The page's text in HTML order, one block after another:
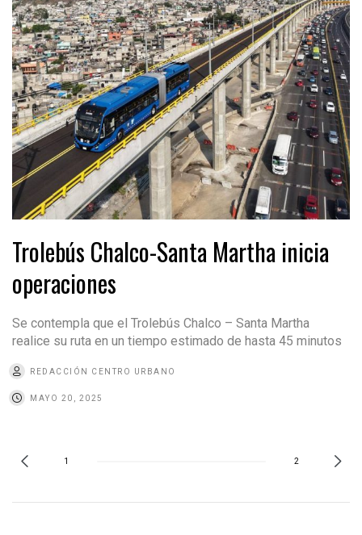
Trolebús Chalco-Santa Martha inicia
operaciones
Se contempla que el Trolebús Chalco – Santa Martha
realice su ruta en un tiempo estimado de hasta 45 minutos
REDACCIÓN CENTRO URBANO
MAYO 20, 2025
1 2